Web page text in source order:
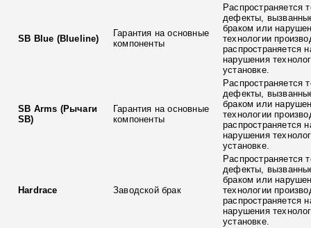
SB Blue (Blueline)
Гарантия на основные
компоненты
Распространяется
дефекты,
браком или
технологии
распространяется
нарушения
установке.
SB Arms (Рычаги
SB)
Гарантия на основные
компоненты
Распространяется
дефекты,
браком или
технологии
распространяется
нарушения
установке.
Hardrace Заводской брак
Распространяется
дефекты,
браком или
технологии
распространяется
нарушения
установке.